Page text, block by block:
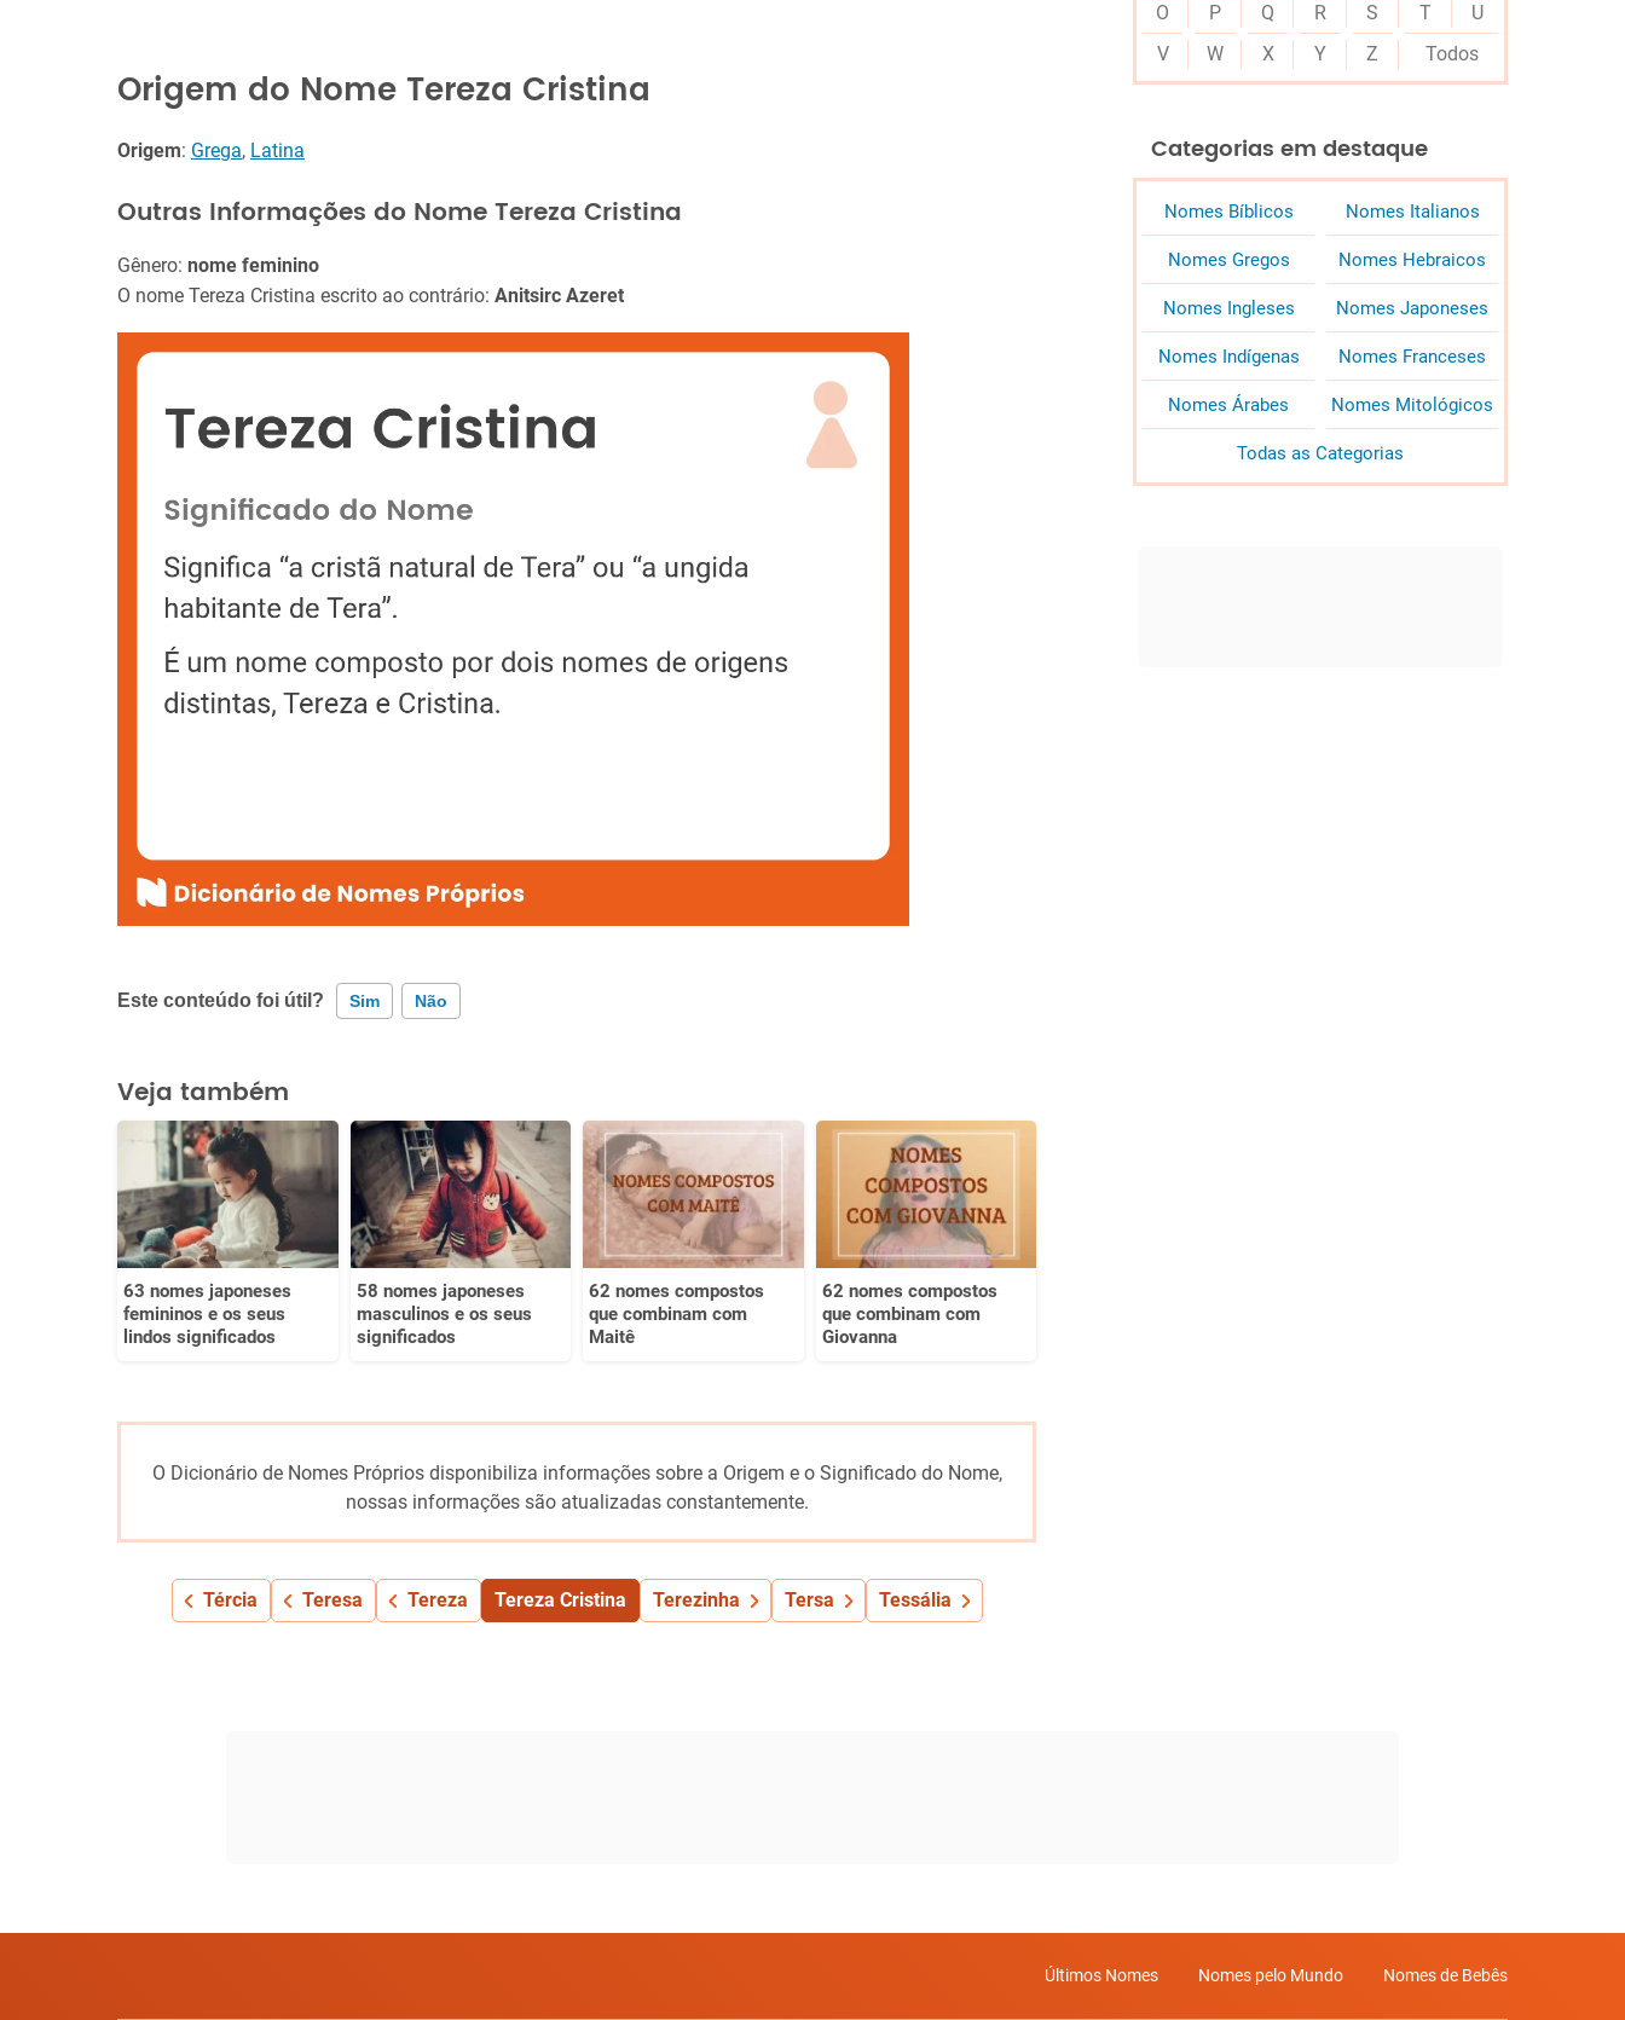
Origem do Nome Tereza Cristina
Origem: Grega, Latina
Outras Informações do Nome Tereza Cristina
Gênero: nome feminino
O nome Tereza Cristina escrito ao contrário: Anitsirc Azeret
Este conteúdo foi útil? Sim Não
Este conteúdo contém informação incorreta
Este conteúdo não tem a informação que procuro
Outro
Veja também
63 nomes japoneses
femininos e os seus
lindos significados
58 nomes japoneses
masculinos e os seus
significados
62 nomes compostos
que combinam com
Maitê
62 nomes compostos
que combinam com
Giovanna
O Dicionário de Nomes Próprios disponibiliza informações sobre a Origem e o Significado do Nome,
nossas informações são atualizadas constantemente.
Tércia Teresa Tereza Tereza Cristina Terezinha Tersa Tessália
O
P Q R S T
U
V
W X Y Z Todos
Categorias em destaque
Nomes Bíblicos Nomes Italianos
Nomes Gregos Nomes Hebraicos
Nomes Ingleses Nomes Japoneses
Nomes Indígenas Nomes Franceses
Nomes Árabes Nomes Mitológicos
Todas as Categorias
Últimos Nomes Nomes pelo Mundo Nomes de Bebês